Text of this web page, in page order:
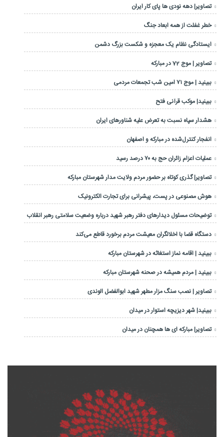
تصاویر| دهه نودی ها پای کار ایران
خطر غفلت از همه ابعاد جنگ
ایستادگی نظام یک معجزه و شکست بزرگ دشمن
تصاویر | موج 72 در مبارکه
ببینید | موج ۷۱ امین شب تجمعات مردمی
ببینید| موکب قرآنی فتح
هشدار سپاه نسبت به تعرض علیه شناورهای ایران
انفجار کنترل‌شده در مبارکه و اصفهان
عملیات اعزام زائران حج به ۷۰ درصد رسید
تصاویر| گذری کوتاه بر حضور مردم ولایت مدار شهرستان مبارکه
هوش مصنوعی در پست، پیشرانی برای تجارت الکترونیک
توضیحات مسئول دیدارهای دفتر رهبر شهید درباره وضعیت سلامتی رهبر انقلاب
دستگاه قضا با اخلالگران معیشت مردم برخورد قاطع می‌کند
ببینید | اقامه نماز استغاثه در شهرستان مبارکه
ببینید | مردم همیشه در صحنه شهرستان مبارکه
تصاویر | نصب سنگ مزار مطهر شهید ابوالفضل الوندی
ببینید| شهر دیزیچه استوار در میدان
تصاویر| مبارکه ای ها همچنان در میدان